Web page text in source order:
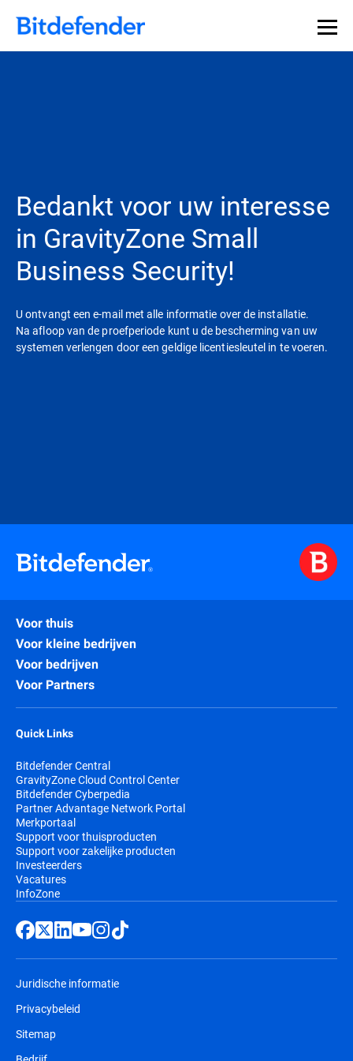
Bedankt voor uw interesse
in GravityZone Small
Business Security!
U ontvangt een e-mail met alle informatie over de installatie.
Na afloop van de proefperiode kunt u de bescherming van uw
systemen verlengen door een geldige licentiesleutel in te voeren.
Voor thuis
Voor kleine bedrijven
Voor bedrijven
Voor Partners
Quick Links
Bitdefender Central
GravityZone Cloud Control Center
Bitdefender Cyberpedia
Partner Advantage Network Portal
Merkportaal
Support voor thuisproducten
Support voor zakelijke producten
Investeerders
Vacatures
InfoZone
Juridische informatie
Privacybeleid
Sitemap